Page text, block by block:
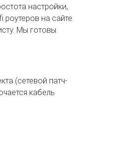
настройки,
роутеров на сайте
Мы готовы
(сетевой патч-
кабель